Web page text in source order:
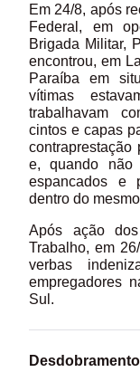
Em 24/8, após
Federal, em
Brigada Militar,
encontrou, em
Paraíba em
vítimas
trabalhavam
cintos e capas
e, quando não
espancados e
dentro do
Após ação
Trabalho, em
verbas
empregadores
Sul.